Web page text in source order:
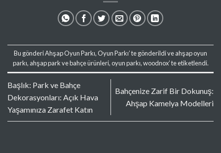
Bu gönderiAhşap Oyun Parkı,Oyun Parkı’ te gönderildi veahşap oyun
parkı, ahşap park ve bahçe ürünleri,oyun parkı,woodnox’ te etiketlendi.
Başlık: Park ve Bahçe
Dekorasyonları: Açık Hava
Yaşamınıza Zarafet Katın
Bahçenize Zarif Bir Dokunuş:
Ahşap Kamelya Modelleri